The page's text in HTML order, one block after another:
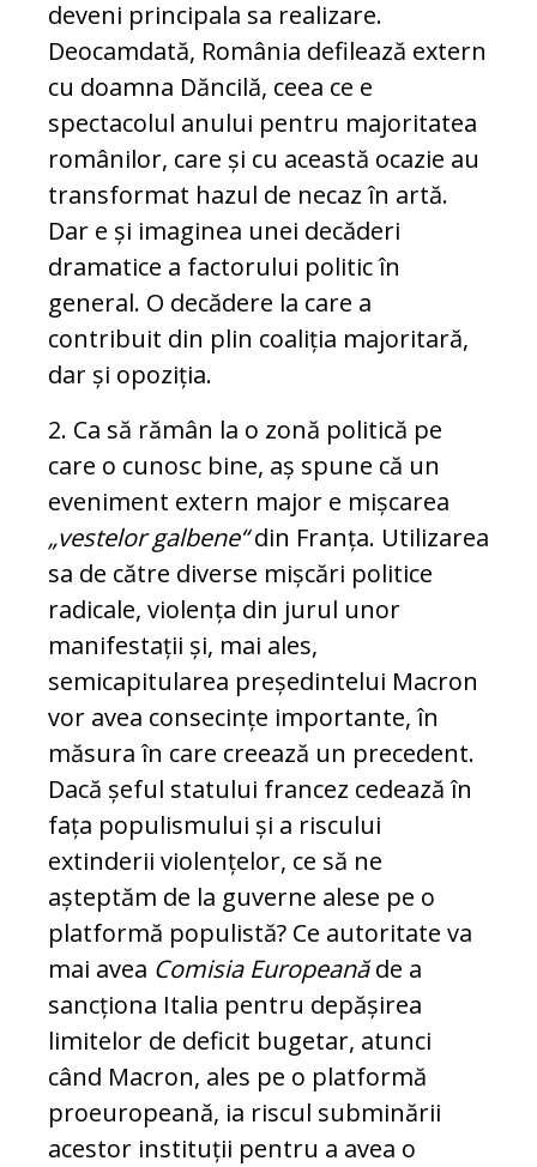
deveni principala sa realizare.
Deocamdată, România defilează extern
cu doamna Dăncilă, ceea ce e
spectacolul anului pentru majoritatea
românilor, care și cu această ocazie au
transformat hazul de necaz în artă.
Dar e și imaginea unei decăderi
dramatice a factorului politic în
general. O decădere la care a
contribuit din plin coaliția majoritară,
dar și opoziția.
2. Ca să rămân la o zonă politică pe
care o cunosc bine, aș spune că un
eveniment extern major e mișcarea
„vestelor galbene“din Franța. Utilizarea
sa de către diverse mișcări politice
radicale, violența din jurul unor
manifestații și, mai ales,
semicapitularea președintelui Macron
vor avea consecințe importante, în
măsura în care creează un precedent.
Dacă șeful statului francez cedează în
fața populismului și a riscului
extinderii violențelor, ce să ne
așteptăm de la guverne alese pe o
platformă populistă? Ce autoritate va
mai avea Comisia Europeanăde a
sancționa Italia pentru depășirea
limitelor de deficit bugetar, atunci
când Macron, ales pe o platformă
proeuropeană, ia riscul subminării
acestor instituții pentru a avea o